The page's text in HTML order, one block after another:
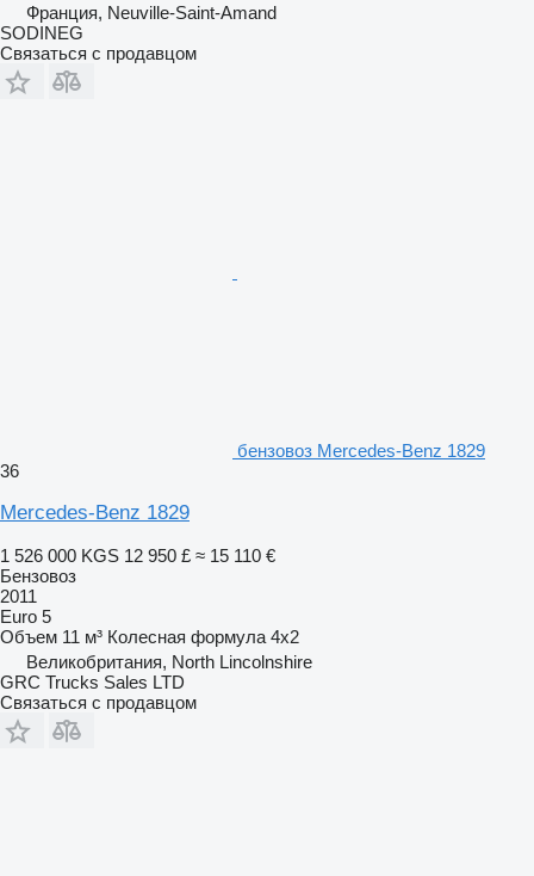
Франция, Neuville-Saint-Amand
SODINEG
Связаться с продавцом
бензовоз Mercedes-Benz 1829
36
Mercedes-Benz 1829
1 526 000 KGS 12 950 £ ≈ 15 110 €
Бензовоз
2011
Euro 5
Объем 11 м³ Колесная формула 4x2
Великобритания, North Lincolnshire
GRC Trucks Sales LTD
Связаться с продавцом